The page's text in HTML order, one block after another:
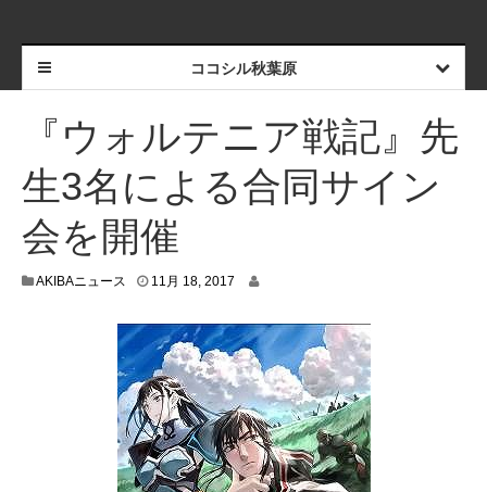
ココシル秋葉原
『ウォルテニア戦記』先
生3名による合同サイン
会を開催
AKIBAニュース 11月 18, 2017
1
7
,
2
0
1
7